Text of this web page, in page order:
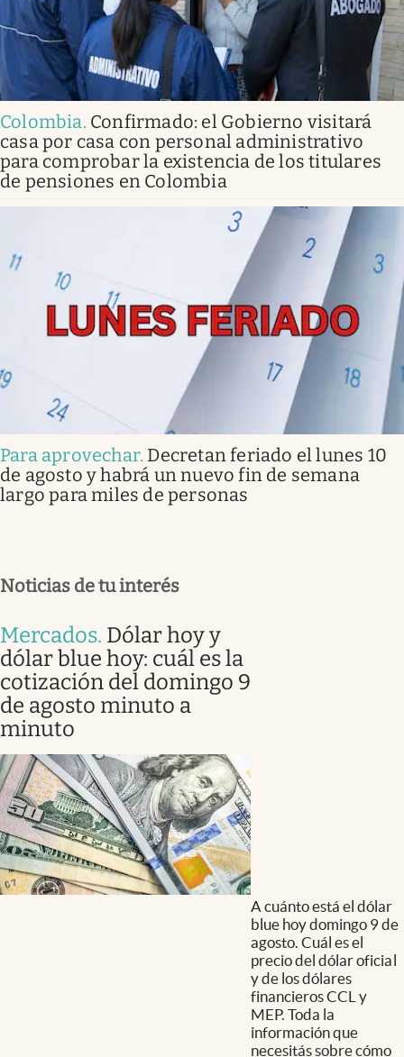
Colombia. Confirmado: el Gobierno visitará
casa por casa con personal administrativo
para comprobar la existencia de los titulares
de pensiones en Colombia
Para aprovechar. Decretan feriado el lunes 10
de agosto y habrá un nuevo fin de semana
largo para miles de personas
Noticias de tu interés
Mercados. Dólar hoy y
dólar blue hoy: cuál es la
cotización del domingo 9
de agosto minuto a
minuto
A cuánto está el dólar
blue hoy domingo 9 de
agosto. Cuál es el
precio del dólar oficial
y de los dólares
financieros CCL y
MEP. Toda la
información que
necesitás sobre cómo